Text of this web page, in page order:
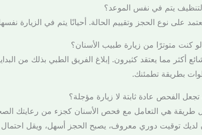
يتم في نفس الموعد؟
على نوع الحجز وتقييم الحالة. أحيانًا يتم في الزيارة
لو كنت متوترًا من زيارة طبيب الأسنان؟
أكثر مما يعتقد كثيرون. إبلاغ الفريق الطبي بذلك من
بطريقة تطمئنك.
الفحص عادة ثابتة لا زيارة مؤجلة؟
طريقة هي التعامل مع فحص الأسنان كجزء من رعايتك
لديك توقيت دوري معروف، يصبح الحجز أسهل، ويقل